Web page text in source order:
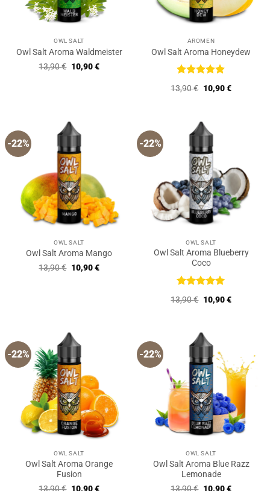
OWL SALT
Owl Salt Aroma Waldmeister
13,90€ Ursprünglicher
Preis
10,90€Aktueller
AROMEN
Owl Salt Aroma Honeydew
Bewertet
mit 5 von
13,90€ Ursprünglicher
Preis
10,90€Aktueller
-22%
OWL SALT
Owl Salt Aroma Mango
13,90€ Ursprünglicher
Preis
10,90€Aktueller
-22%
OWL SALT
Owl Salt Aroma Blueberry
Coco
Bewertet
mit 5 von
13,90€ Ursprünglicher
Preis
10,90€Aktueller
-22%
OWL SALT
Owl Salt Aroma Orange
Fusion
13,90€ Ursprünglicher
10,90€Aktueller
-22%
OWL SALT
Owl Salt Aroma Blue Razz
Lemonade
13,90€ Ursprünglicher
10,90€Aktueller